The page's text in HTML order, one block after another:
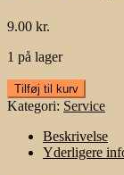
9.00 kr.
1 på lager
Kaffekop
-
Florentina.
antal
Tilføj til kurv
Kategori: Service
Beskrivelse
Yderligere